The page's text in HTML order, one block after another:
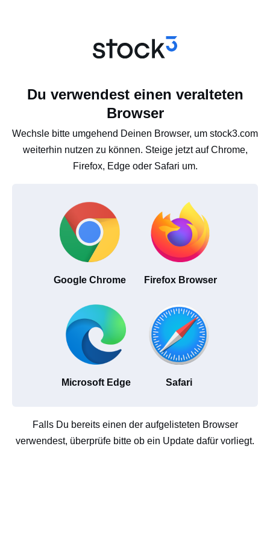
Du verwendest einen veralteten
Browser
Wechsle bitte umgehend Deinen Browser, um stock3.com
weiterhin nutzen zu können. Steige jetzt auf Chrome,
Firefox, Edge oder Safari um.
Google Chrome Firefox Browser
Microsoft Edge Safari
Falls Du bereits einen der aufgelisteten Browser
verwendest, überprüfe bitte ob ein Update dafür vorliegt.